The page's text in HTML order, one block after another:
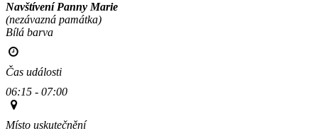
Navštívení Panny Marie
(nezávazná památka)
Bílá barva
Čas události
06:15 - 07:00
Místo uskutečnění